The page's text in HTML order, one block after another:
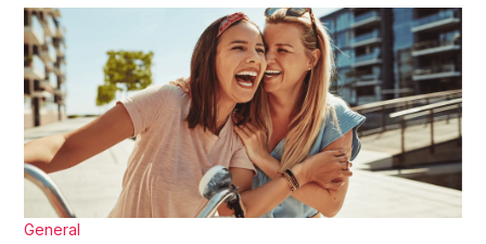
General